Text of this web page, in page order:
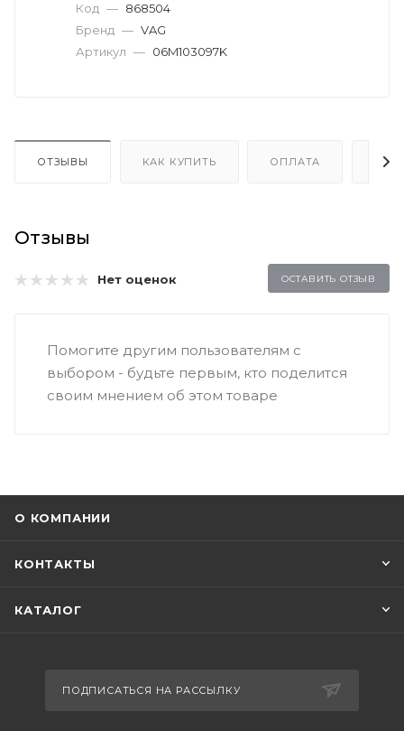
Код — 868504
Бренд — VAG
Артикул — 06M103097K
ОТЗЫВЫ КАК КУПИТЬ ОПЛАТА
Отзывы
Нет оценок ОСТАВИТЬ ОТЗЫВ
Помогите другим пользователям с
выбором - будьте первым, кто поделится
своим мнением об этом товаре
О КОМПАНИИ
КОНТАКТЫ
КАТАЛОГ
ПОДПИСАТЬСЯ НА РАССЫЛКУ